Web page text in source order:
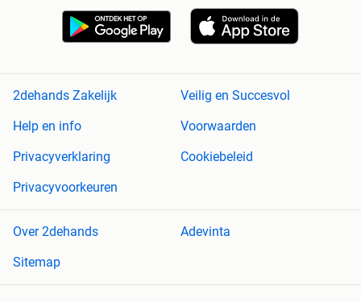
2dehands Zakelijk
Veilig en Succesvol
Help en info
Voorwaarden
Privacyverklaring
Cookiebeleid
Privacyvoorkeuren
Over 2dehands
Adevinta
Sitemap